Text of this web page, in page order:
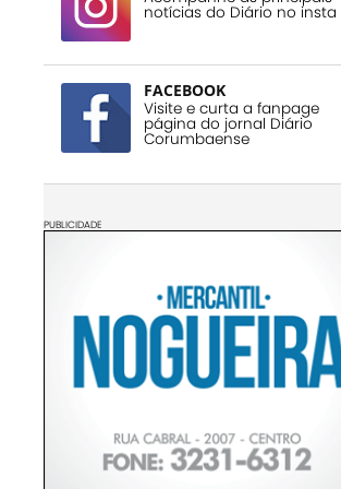
notícias do Diário no insta
FACEBOOK
Visite e curta a fanpage
página do jornal Diário
Corumbaense
PUBLICIDADE